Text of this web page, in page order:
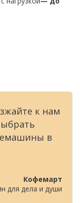
к нам
в
Кофемарт
для дела и души